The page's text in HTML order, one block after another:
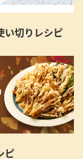
い切りレシピ
ピ